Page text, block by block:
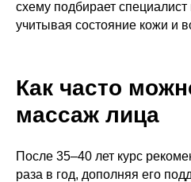
схему подбирает
учитывая состояние кожи и
Как часто
массаж лица
После 35–40 лет курс
раза в год, дополняя его